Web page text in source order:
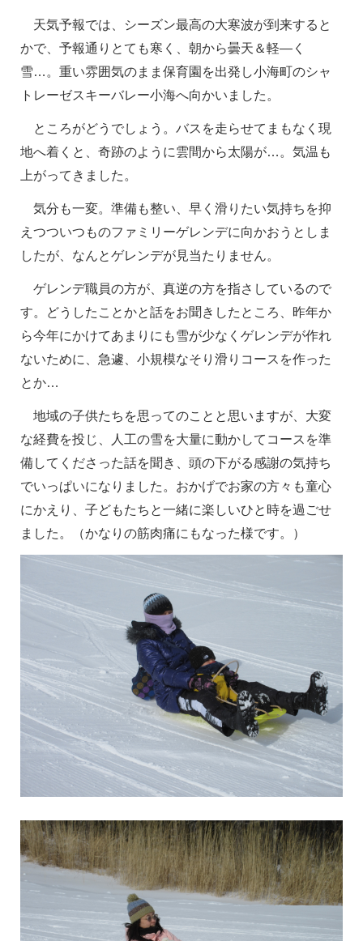
天気予報では、シーズン最高の大寒波が到来すると
かで、予報通りとても寒く、朝から曇天＆軽―く
雪…。重い雰囲気のまま保育園を出発し小海町のシャ
トレーゼスキーバレー小海へ向かいました。
ところがどうでしょう。バスを走らせてまもなく現
地へ着くと、奇跡のように雲間から太陽が…。気温も
上がってきました。
気分も一変。準備も整い、早く滑りたい気持ちを抑
えつついつものファミリーゲレンデに向かおうとしま
したが、なんとゲレンデが見当たりません。
ゲレンデ職員の方が、真逆の方を指さしているので
す。どうしたことかと話をお聞きしたところ、昨年か
ら今年にかけてあまりにも雪が少なくゲレンデが作れ
ないために、急遽、小規模なそり滑りコースを作った
とか…
地域の子供たちを思ってのことと思いますが、大変
な経費を投じ、人工の雪を大量に動かしてコースを準
備してくださった話を聞き、頭の下がる感謝の気持ち
でいっぱいになりました。おかげでお家の方々も童心
にかえり、子どもたちと一緒に楽しいひと時を過ごせ
ました。（かなりの筋肉痛にもなった様です。）